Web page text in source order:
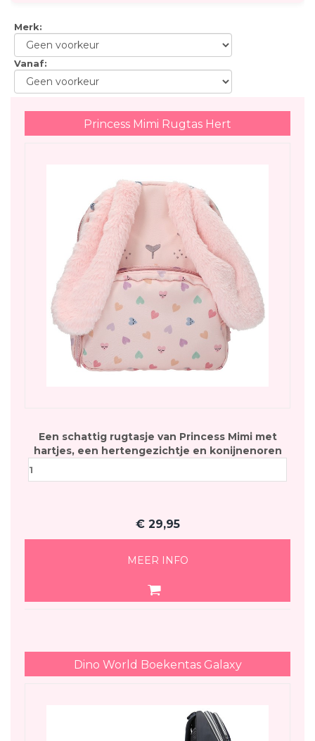
Merk:
Vanaf:
Princess Mimi Rugtas Hert
Een schattig rugtasje van Princess Mimi met
hartjes, een hertengezichtje en konijnenoren
€ 29,95
MEER INFO
Dino World Boekentas Galaxy